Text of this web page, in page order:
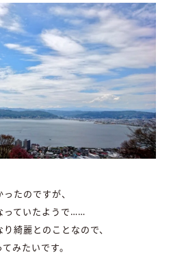
たのですが、
っていたようで……
綺麗とのことなので、
みたいです。